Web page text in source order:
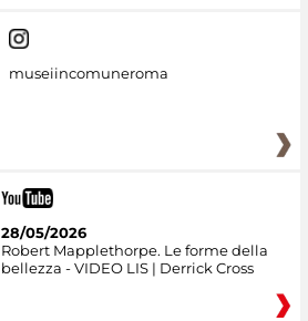
museiincomuneroma
28/05/2026
Robert Mapplethorpe. Le forme della
bellezza - VIDEO LIS | Derrick Cross